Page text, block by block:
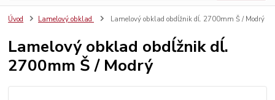
Úvod Lamelový obklad Lamelový obklad obdĺžnik dĺ. 2700mm Š / Modrý
Lamelový obklad obdĺžnik dĺ.
2700mm Š / Modrý